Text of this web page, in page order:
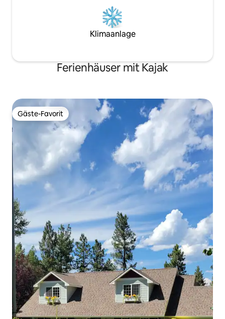
Klimaanlage
Ferienhäuser mit Kajak
Gäste-Favorit
Gäste-Favorit